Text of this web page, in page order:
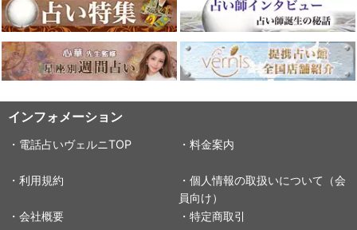
インフォメーション
・電話占いヴェルニTOP ・料金案内
・利用規約
・個人情報の取扱いについて（会
員向け）
・会社概要
・特定商取引